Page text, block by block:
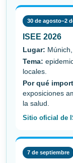
30 de agosto–2
ISEE 2026
Lugar: Múnich,
Tema:
locales.
Por qué
exposiciones
la salud.
Sitio oficial de
7 de septiembre